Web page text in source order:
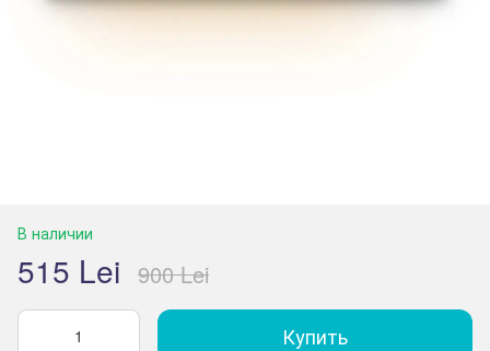
В наличии
515 Lei 900 Lei
Купить